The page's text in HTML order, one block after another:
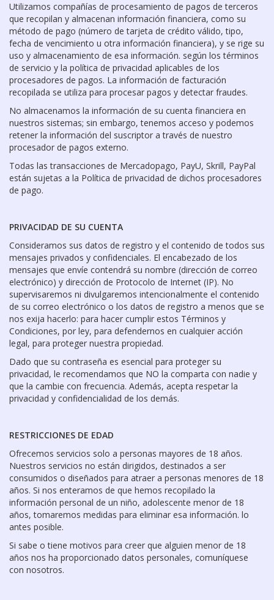
Utilizamos compañías de procesamiento de pagos de terceros
que recopilan y almacenan información financiera, como su
método de pago (número de tarjeta de crédito válido, tipo,
fecha de vencimiento u otra información financiera), y se rige su
uso y almacenamiento de esa información. según los términos
de servicio y la política de privacidad aplicables de los
procesadores de pagos. La información de facturación
recopilada se utiliza para procesar pagos y detectar fraudes.
No almacenamos la información de su cuenta financiera en
nuestros sistemas; sin embargo, tenemos acceso y podemos
retener la información del suscriptor a través de nuestro
procesador de pagos externo.
Todas las transacciones de Mercadopago, PayU, Skrill, PayPal
están sujetas a la Política de privacidad de dichos procesadores
de pago.
PRIVACIDAD DE SU CUENTA
Consideramos sus datos de registro y el contenido de todos sus
mensajes privados y confidenciales. El encabezado de los
mensajes que envíe contendrá su nombre (dirección de correo
electrónico) y dirección de Protocolo de Internet (IP). No
supervisaremos ni divulgaremos intencionalmente el contenido
de su correo electrónico o los datos de registro a menos que se
nos exija hacerlo: para hacer cumplir estos Términos y
Condiciones, por ley, para defendernos en cualquier acción
legal, para proteger nuestra propiedad.
Dado que su contraseña es esencial para proteger su
privacidad, le recomendamos que NO la comparta con nadie y
que la cambie con frecuencia. Además, acepta respetar la
privacidad y confidencialidad de los demás.
RESTRICCIONES DE EDAD
Ofrecemos servicios solo a personas mayores de 18 años.
Nuestros servicios no están dirigidos, destinados a ser
consumidos o diseñados para atraer a personas menores de 18
años. Si nos enteramos de que hemos recopilado la
información personal de un niño, adolescente menor de 18
años, tomaremos medidas para eliminar esa información. lo
antes posible.
Si sabe o tiene motivos para creer que alguien menor de 18
años nos ha proporcionado datos personales, comuníquese
con nosotros.